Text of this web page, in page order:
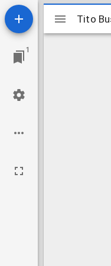
1
Mirador
Tito
Tito